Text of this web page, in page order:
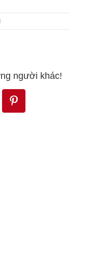
người khác!
Pinterest